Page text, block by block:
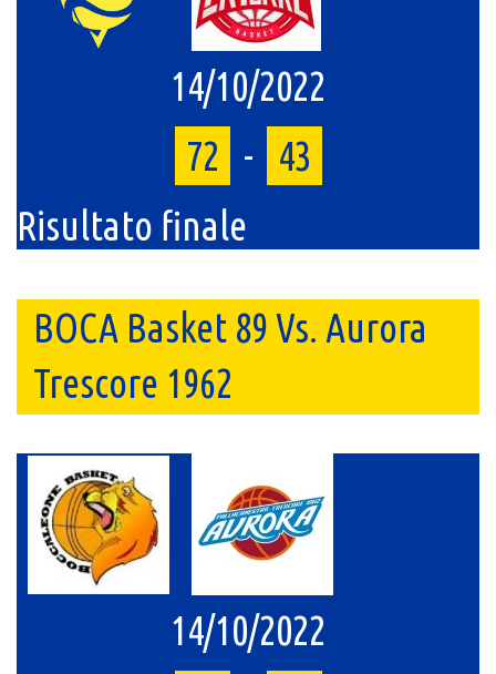
14/10/2022
72
-
43
Risultato finale
BOCA Basket 89 Vs. Aurora
Trescore 1962
14/10/2022